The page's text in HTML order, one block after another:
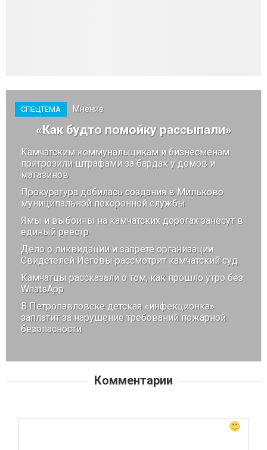
СПЕЦТЕМА Мнение
«Как будто помойку рассыпали»
Камчатским коммунальщикам и бизнесменам
пригрозили штрафами за бардак у домов и
магазинов
Прокуратура добилась создания в Мильково
муниципальной похоронной службы
Ямы и выбоины на камчатских дорогах занесут в
единый реестр
Дело о ликвидации и запрете организации
Свидетелей Иеговы рассмотрит камчатский суд
Камчатцы рассказали о том, как прошло утро без
WhatsApp
В Петропавловске детская «инфекционка»
заплатит за нарушение требований пожарной
безопасности
Комментарии